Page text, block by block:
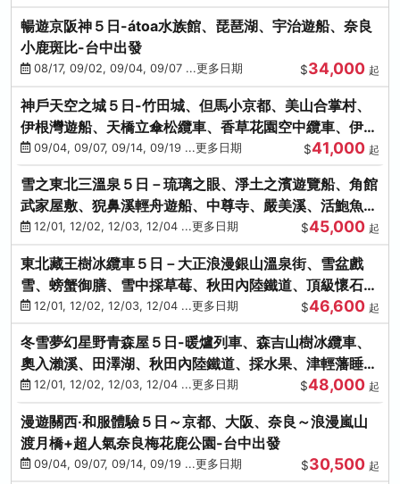
暢遊京阪神５日-átoa水族館、琵琶湖、宇治遊船、奈良
小鹿斑比-台中出發
08/17, 09/02, 09/04, 09/07 ...更多日期 $34,000 起
神戶天空之城５日-竹田城、但馬小京都、美山合掌村、
伊根灣遊船、天橋立傘松纜車、香草花園空中纜車、伊勢
龍蝦-台中出發
09/04, 09/07, 09/14, 09/19 ...更多日期 $41,000 起
雪之東北三溫泉５日－琉璃之眼、淨土之濱遊覽船、角館
武家屋敷、猊鼻溪輕舟遊船、中尊寺、嚴美溪、活鮑魚
燒、烤牡蠣、握壽司體驗
12/01, 12/02, 12/03, 12/04 ...更多日期 $45,000 起
東北藏王樹冰纜車５日－大正浪漫銀山溫泉街、雪盆戲
雪、螃蟹御膳、雪中採草莓、秋田內陸鐵道、頂級懷石料
理、松島遊船
12/01, 12/02, 12/03, 12/04 ...更多日期 $46,600 起
冬雪夢幻星野青森屋５日-暖爐列車、森吉山樹冰纜車、
奧入瀨溪、田澤湖、秋田內陸鐵道、採水果、津輕藩睡魔
村(不進免稅店)
12/01, 12/02, 12/03, 12/04 ...更多日期 $48,000 起
漫遊關西‧和服體驗５日～京都、大阪、奈良～浪漫嵐山
渡月橋+超人氣奈良梅花鹿公園-台中出發
09/04, 09/07, 09/14, 09/19 ...更多日期 $30,500 起